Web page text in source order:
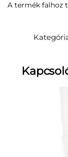
A termék falhoz